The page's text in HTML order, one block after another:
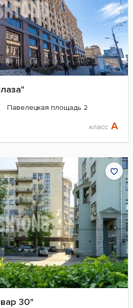
Павелецкая площадь 2
класс A
30"